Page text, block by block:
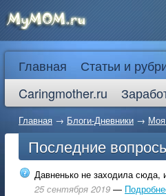
Главная Статьи и
Caringmother.ru
Главная → Блоги-Дневники →
Последние
Давненько не заходила сюда,
25 сентября 2019 —